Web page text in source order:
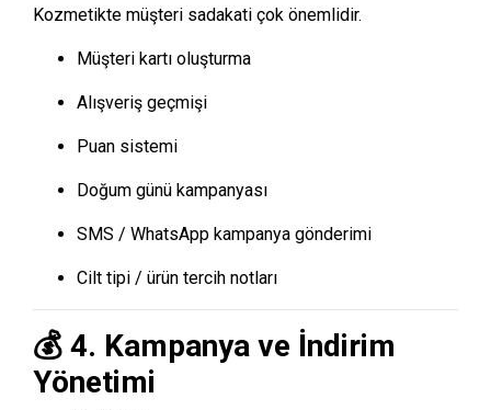
Kozmetikte müşteri sadakati çok önemlidir.
Müşteri kartı oluşturma
Alışveriş geçmişi
Puan sistemi
Doğum günü kampanyası
SMS / WhatsApp kampanya gönderimi
Cilt tipi / ürün tercih notları
💰 4. Kampanya ve İndirim
Yönetimi